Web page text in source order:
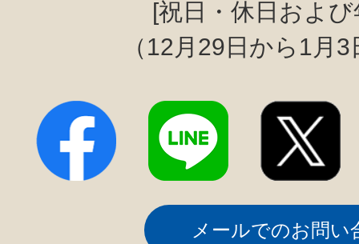
[祝日・休日およ
（12月29日から1月
メールでのお問い